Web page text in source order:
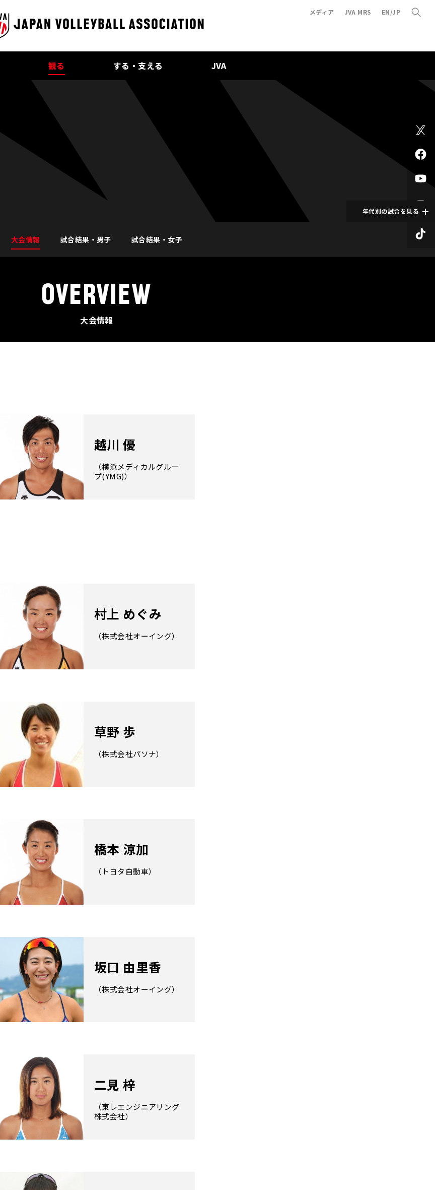
メディア JVA MRS EN/JP
観る する・支える JVA
年代別の試合を見る
大会情報 試合結果・男子 試合結果・女子
OVERVIEW
大会情報
越川 優
（横浜メディカルグルー
プ(YMG)）
村上 めぐみ
（株式会社オーイング）
草野 歩
（株式会社パソナ）
橋本 涼加
（トヨタ自動車）
坂口 由里香
（株式会社オーイング）
二見 梓
（東レエンジニアリング
株式会社）